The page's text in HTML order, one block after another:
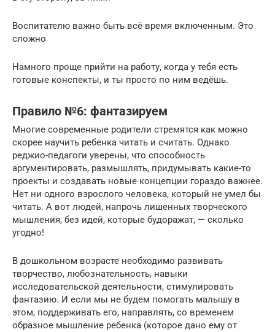
Воспитателю важно быть всё время включенным. Это
сложно
Намного проще прийти на работу, когда у тебя есть
готовые конспекты, и ты просто по ним ведёшь.
Правило №6: фантазируем
Многие современные родители стремятся как можно
скорее научить ребенка читать и считать. Однако
реджио-педагоги уверены, что способность
аргументировать, размышлять, придумывать какие-то
проекты и создавать новые концепции гораздо важнее.
Нет ни одного взрослого человека, который не умел бы
читать. А вот людей, напрочь лишенных творческого
мышления, без идей, которые будоражат, — сколько
угодно!
В дошкольном возрасте необходимо развивать
творчество, любознательность, навыки
исследовательской деятельности, стимулировать
фантазию. И если мы не будем помогать малышу в
этом, поддерживать его, направлять, со временем
образное мышление ребенка (которое дано ему от